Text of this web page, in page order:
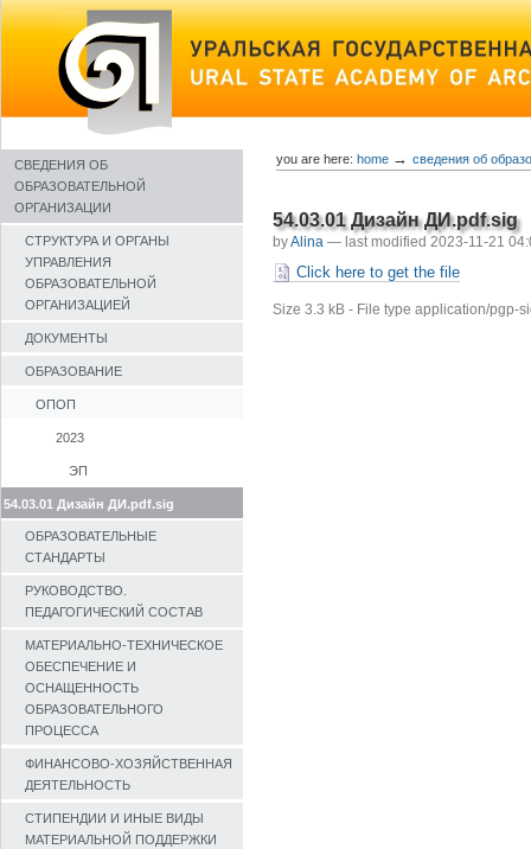
Skip
to
СВЕДЕНИЯ ОБ
ОБРАЗОВАТЕЛЬНОЙ
ОРГАНИЗАЦИИ
СТРУКТУРА И ОРГАНЫ
УПРАВЛЕНИЯ
ОБРАЗОВАТЕЛЬНОЙ
ОРГАНИЗАЦИЕЙ
ДОКУМЕНТЫ
ОБРАЗОВАНИЕ
ОПОП
2023
ЭП
54.03.01 Дизайн ДИ.pdf.sig
ОБРАЗОВАТЕЛЬНЫЕ
СТАНДАРТЫ
РУКОВОДСТВО.
ПЕДАГОГИЧЕСКИЙ СОСТАВ
МАТЕРИАЛЬНО-ТЕХНИЧЕСКОЕ
ОБЕСПЕЧЕНИЕ И
ОСНАЩЕННОСТЬ
ОБРАЗОВАТЕЛЬНОГО
ПРОЦЕССА
ФИНАНСОВО-ХОЗЯЙСТВЕННАЯ
ДЕЯТЕЛЬНОСТЬ
СТИПЕНДИИ И ИНЫЕ ВИДЫ
МАТЕРИАЛЬНОЙ ПОДДЕРЖКИ
you are here: home → сведения об
54.03.01 Дизайн ДИ.pdf.sig
byAlina — last modified2023-11-21
Click here to get the file
Size3.3 kB - File typeapplication/pgp-